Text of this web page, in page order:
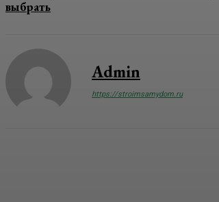
выбрать
Admin
https://stroimsamydom.ru